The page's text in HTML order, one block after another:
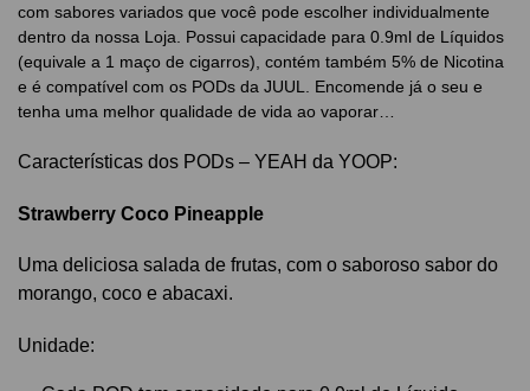
com sabores variados que você pode escolher individualmente
dentro da nossa Loja. Possui capacidade para 0.9ml de Líquidos
(equivale a 1 maço de cigarros), contém também 5% de Nicotina
e é compatível com os PODs da JUUL. Encomende já o seu e
tenha uma melhor qualidade de vida ao vaporar…
Características dos PODs – YEAH da YOOP:
Strawberry Coco Pineapple
Uma deliciosa salada de frutas, com o saboroso sabor do
morango, coco e abacaxi.
Unidade: